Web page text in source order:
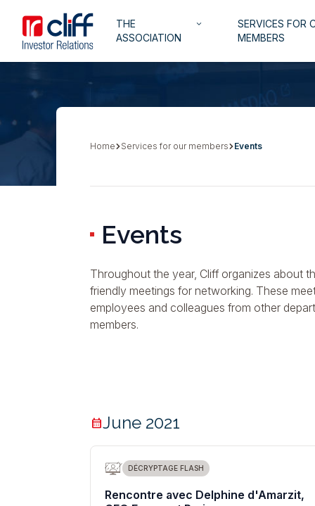
main
content
Aller directement au contenu
Navigation
principale
THE
ASSOCIATION
keyboard_arrow_down
SERVICES FOR
MEMBERS
Breadcrumb
Home Services for our members Events
Events
Throughout the year, Cliff organizes about
friendly meetings for networking. These
employees and colleagues from other
members.
calendar_monthJune 2021
DÉCRYPTAGE FLASH
Rencontre avec Delphine d'Amarzit,